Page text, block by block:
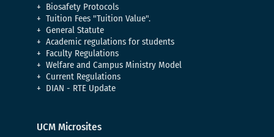
Biosafety Protocols
Tuition Fees "Tuition Value".
General Statute
Academic regulations for students
Faculty Regulations
Welfare and Campus Ministry Model
Current Regulations
DIAN - RTE Update
UCM Microsites